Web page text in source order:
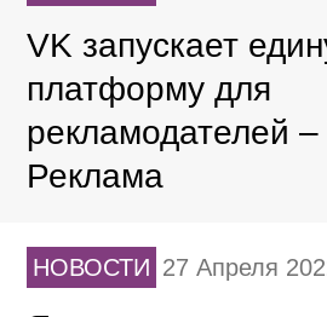
VK запускает
платформу для
рекламодателей –
Реклама
НОВОСТИ 27 Апреля